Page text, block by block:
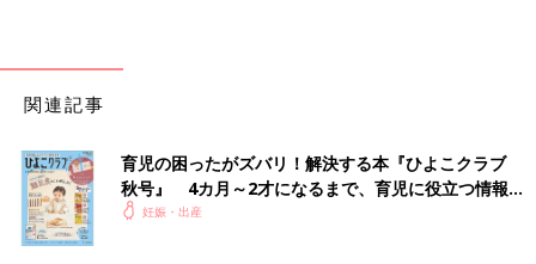
関連記事
育児の困ったがズバリ！解決する本『ひよこクラブ
秋号』 4カ月～2才になるまで、育児に役立つ情報が
いっぱい！
妊娠・出産